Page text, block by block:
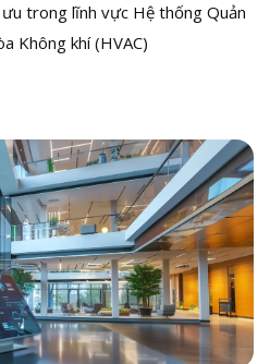
trong lĩnh vực Hệ thống Quản
Không khí (HVAC)